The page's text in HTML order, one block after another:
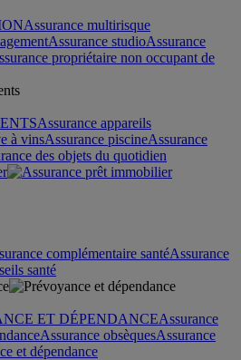
Assurance multirisque
Assurance studioAssurance
propriétaire non occupant de
Assurance appareils
à vinsAssurance piscineAssurance
des objets du quotidien
complémentaire santéAssurance
santé
ET DÉPENDANCEAssurance
Assurance obsèquesAssurance
et dépendance